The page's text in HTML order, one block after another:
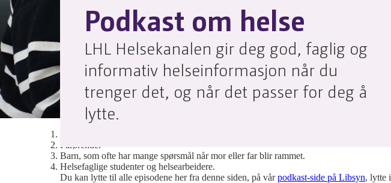
Podkast om helse
LHL Helsekanalen gir deg god, faglig og
informativ helseinformasjon når du
trenger det, og når det passer for deg å
lytte.
Podkasten
Pårørende.
Barn, som ofte har mange spørsmål når mor eller far blir rammet.
Helsefaglige studenter og helsearbeidere.
Du kan lytte til alle episodene her fra denne siden, på vårpodkast-side på Libsyn, lytte i